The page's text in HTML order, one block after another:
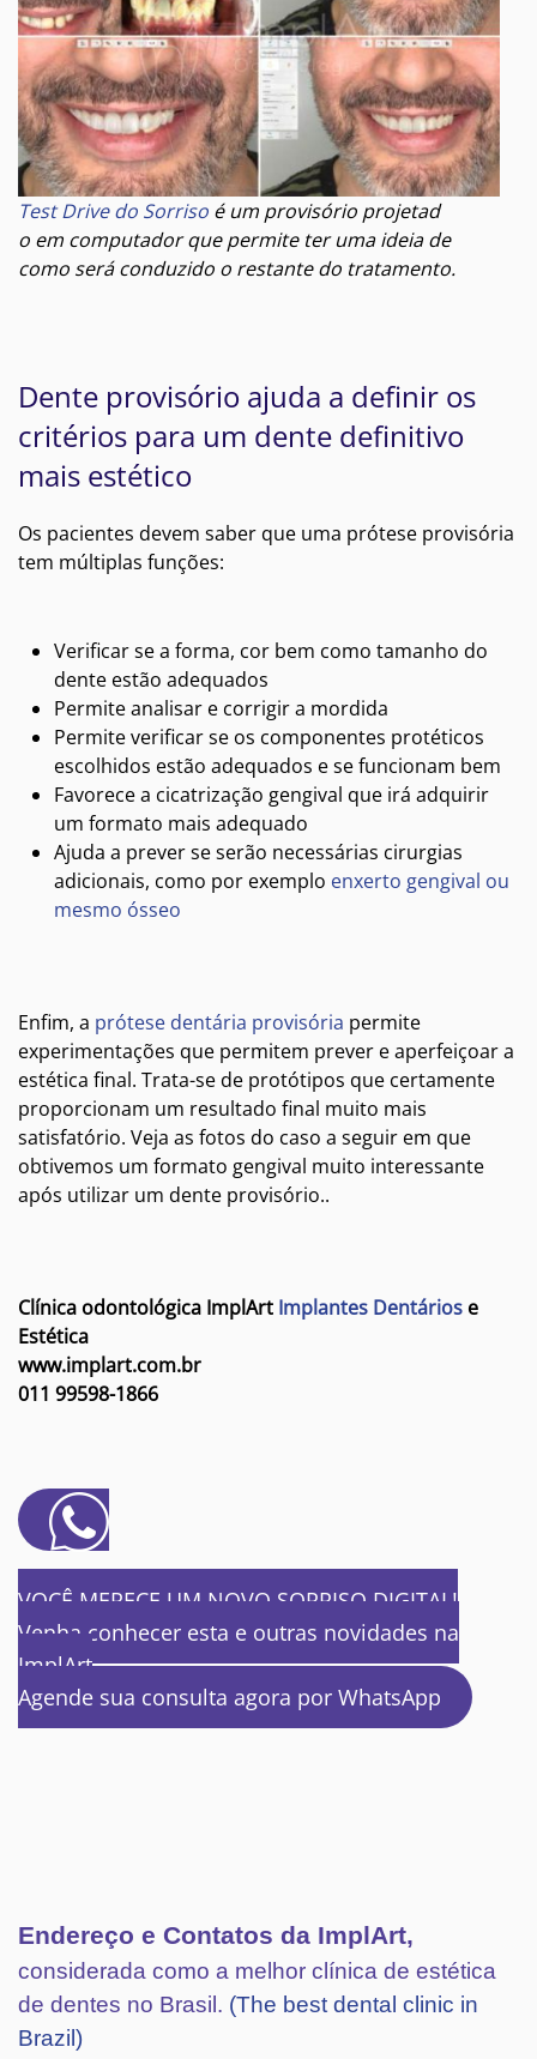
Test Drive do Sorriso é um provisório projetad
o em computador que permite ter uma ideia de
como será conduzido o restante do tratamento.
Dente provisório ajuda a definir os
critérios para um dente definitivo
mais estético
Os pacientes devem saber que uma prótese provisória
tem múltiplas funções:
Verificar se a forma, cor bem como tamanho do
dente estão adequados
Permite analisar e corrigir a mordida
Permite verificar se os componentes protéticos
escolhidos estão adequados e se funcionam bem
Favorece a cicatrização gengival que irá adquirir
um formato mais adequado
Ajuda a prever se serão necessárias cirurgias
adicionais, como por exemplo enxerto gengival ou
mesmo ósseo
Enfim, a prótese dentária provisória permite
experimentações que permitem prever e aperfeiçoar a
estética final. Trata-se de protótipos que certamente
proporcionam um resultado final muito mais
satisfatório. Veja as fotos do caso a seguir em que
obtivemos um formato gengival muito interessante
após utilizar um dente provisório..
Clínica odontológica ImplArt Implantes Dentários e
Estética
www.implart.com.br
011 99598-1866
VOCÊ MERECE UM NOVO SORRISO DIGITAL!
Venha conhecer esta e outras novidades na
ImplArt
Agende sua consulta agora por WhatsApp
Endereço e Contatos da ImplArt,
considerada como a melhor clínica de estética
de dentes no Brasil. (The best dental clinic in
Brazil)